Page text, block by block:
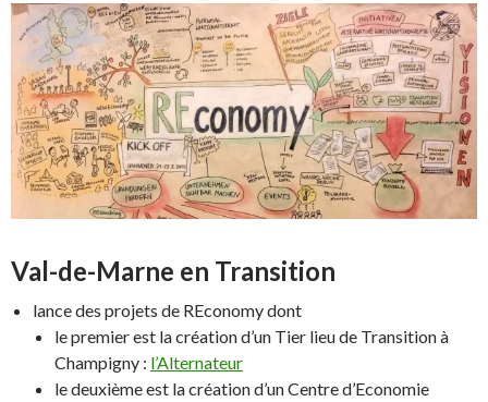
Val-de-Marne en Transition
lance des projets de REconomy dont
le premier est la création d’un Tier lieu de Transition à
Champigny : l’Alternateur
le deuxième est la création d’un Centre d’Economie